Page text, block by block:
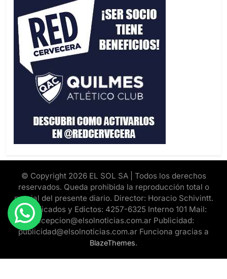
© Copyright 2026 EL SOL SA | Todos los derechos
reservados. Queda prohibida la reproducción total o
parcial del presente diario. Director: Horacio Schivintt.
Clasificados y Edictos: 4257-6325 Interno 101 Mail:
recepcion@elsolnoticias.com.ar Publicidad:
publicidad@elsolnoticias.com.ar Funciona gracias a
BlazeThemes.